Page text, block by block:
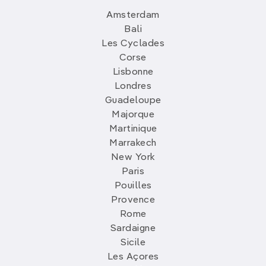
Amsterdam
Bali
Les Cyclades
Corse
Lisbonne
Londres
Guadeloupe
Majorque
Martinique
Marrakech
New York
Paris
Pouilles
Provence
Rome
Sardaigne
Sicile
Les Açores